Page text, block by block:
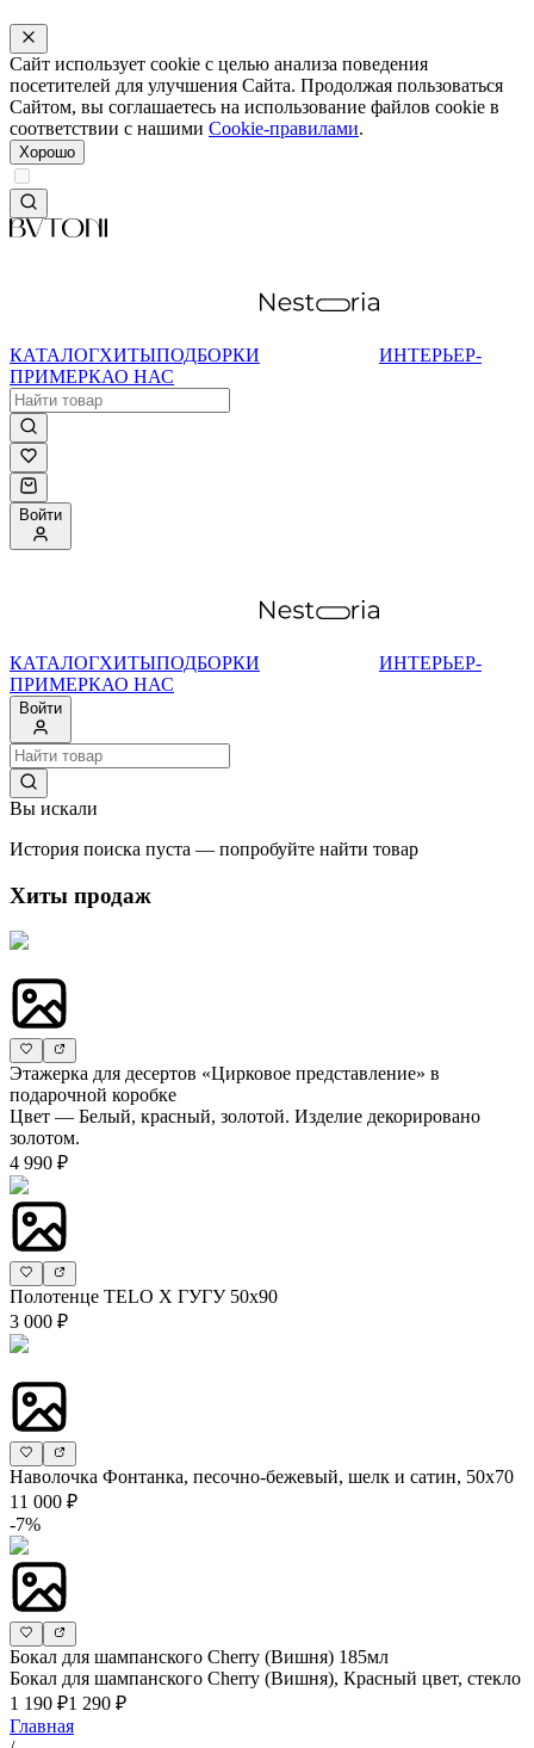
Сайт использует cookie с целью анализа поведения
посетителей для улучшения Сайта. Продолжая пользоваться
Сайтом, вы соглашаетесь на использование файлов cookie в
соответствии с нашими Cookie-правилами.
Хорошо
КАТАЛОГХИТЫПОДБОРКИ
ИНТЕРЬЕР-
ПРИМЕРКАО НАС
Войти
КАТАЛОГХИТЫПОДБОРКИ
ИНТЕРЬЕР-
ПРИМЕРКАО НАС
Войти
Вы искали
История поиска пуста — попробуйте найти товар
Хиты продаж
Этажерка для десертов «Цирковое представление» в
подарочной коробке
Цвет — Белый, красный, золотой. Изделие декорировано
золотом.
4 990 ₽
Полотенце TELO X ГУГУ 50х90
3 000 ₽
Наволочка Фонтанка, песочно-бежевый, шелк и сатин, 50х70
11 000 ₽
-7%
Бокал для шампанского Cherry (Вишня) 185мл
Бокал для шампанского Cherry (Вишня), Красный цвет, стекло
1 190 ₽1 290 ₽
Главная